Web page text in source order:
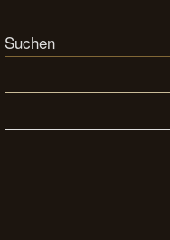
Suchen